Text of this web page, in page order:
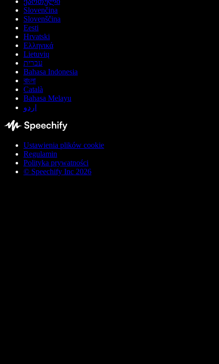
Slovenčina
Slovenščina
Eesti
Hrvatski
Ελληνικά
Lietuvių
עברית
Bahasa Indonesia
বাংলা
Català
Bahasa Melayu
اردو
Ustawienia plików cookie
Regulamin
Polityka prywatności
© Speechify Inc 2026